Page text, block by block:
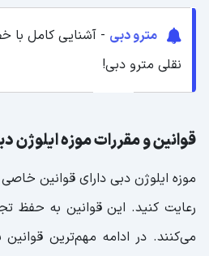
مترو دبی - آشنایی کامل
نقلی مترو دبی!
قوانین و مقررات موزه ایلوژن
موزه ایلوژن دبی دارای قوانین
رعایت کنید. این قوانین به حفظ
می‌کنند. در ادامه مهم‌ترین قوانین